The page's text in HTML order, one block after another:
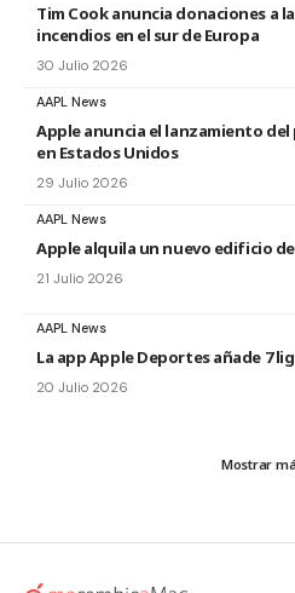
Tim Cook anuncia donaciones a
incendios en el sur de Europa
30 Julio 2026
AAPL News
Apple anuncia el lanzamiento del
en Estados Unidos
29 Julio 2026
AAPL News
Apple alquila un nuevo edificio
21 Julio 2026
AAPL News
La app Apple Deportes añade 7
20 Julio 2026
Mostrar